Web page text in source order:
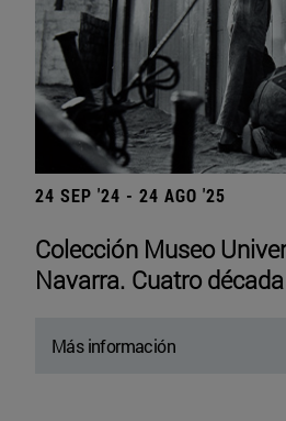
24 SEP '24 - 24 AGO '25
Colección Museo
Navarra. Cuatro
Más información